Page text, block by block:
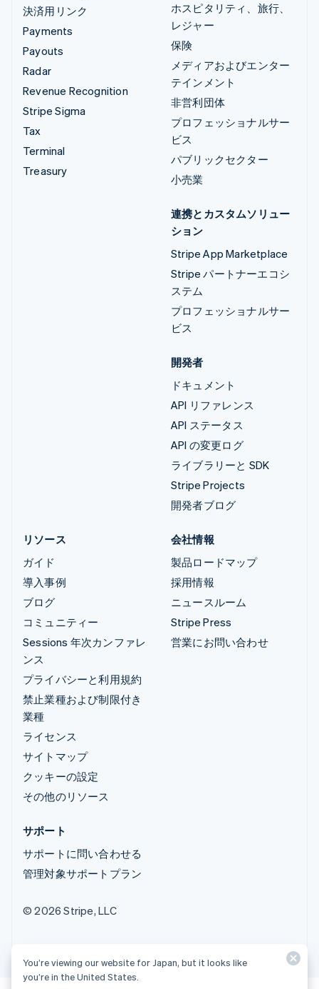
決済用リンク
Payments
Payouts
Radar
Revenue Recognition
Stripe Sigma
Tax
Terminal
Treasury
ホスピタリティ、旅行、
レジャー
保険
メディアおよびエンター
テインメント
非営利団体
プロフェッショナルサー
ビス
パブリックセクター
小売業
連携とカスタムソリュー
ション
Stripe App Marketplace
Stripe パートナーエコシ
ステム
プロフェッショナルサー
ビス
開発者
ドキュメント
API リファレンス
API ステータス
API の変更ログ
ライブラリーと SDK
Stripe Projects
開発者ブログ
リソース
ガイド
導入事例
ブログ
コミュニティー
Sessions 年次カンファレ
ンス
プライバシーと利用規約
禁止業種および制限付き
業種
ライセンス
サイトマップ
クッキーの設定
その他のリソース
会社情報
製品ロードマップ
採用情報
ニュースルーム
Stripe Press
営業にお問い合わせ
サポート
サポートに問い合わせる
管理対象サポートプラン
© 2026 Stripe, LLC
You’re viewing our website for Japan, but it looks like
you’re in the United States.